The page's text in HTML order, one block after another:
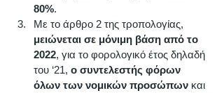
80%.
Με το άρθρο 2 της τροπολογίας,
μειώνεται σε μόνιμη βάση από το
2022, για το φορολογικό έτος δηλαδή
του ‘21, ο συντελεστής φόρων
όλων των νομικών προσώπων και